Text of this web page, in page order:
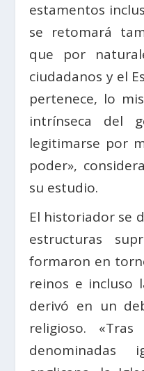
estamentos
se retomará
que por
ciudadanos y el
pertenece, lo
intrínseca del
legitimarse por
poder»,
su estudio.
El historiador se
estructuras
formaron en
reinos e incluso
derivó en un
religioso.
denominadas